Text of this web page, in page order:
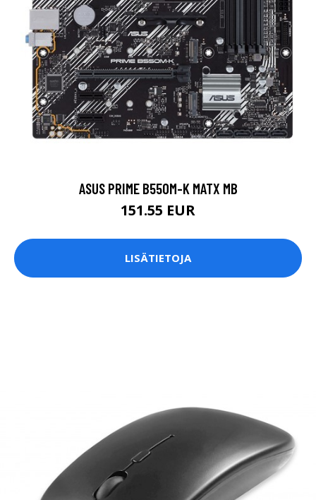
ASUS PRIME B550M-K MATX MB
151.55 EUR
LISÄTIETOJA